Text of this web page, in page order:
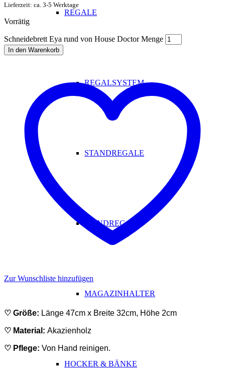
REGALE
REGALSYSTEM
STANDREGALE
WANDREGALE
MAGAZINHALTER
HOCKER & BÄNKE
Lieferzeit: ca. 3-5 Werktage
Vorrätig
Schneidebrett Eya rund von House Doctor Menge
In den Warenkorb
Zur Wunschliste hinzufügen
♡ Größe: Länge 47cm x Breite 32cm, Höhe 2cm
♡ Material: Akazienholz
♡ Pflege: Von Hand reinigen.